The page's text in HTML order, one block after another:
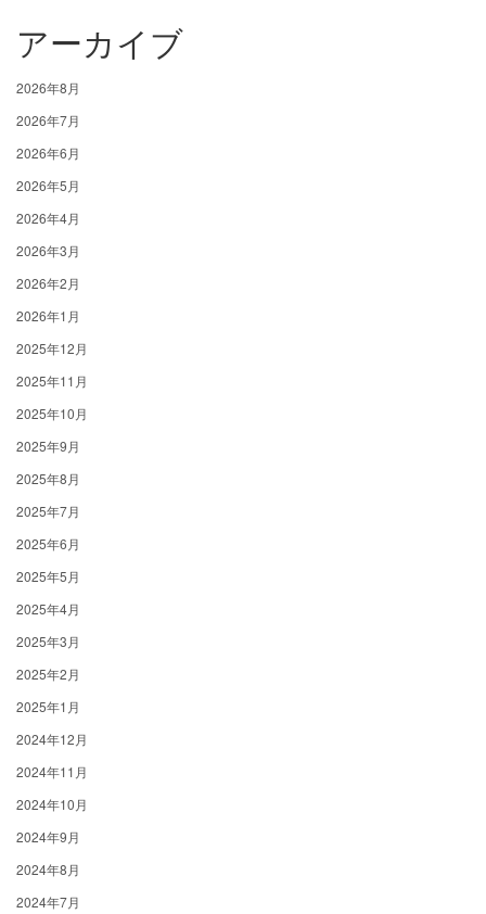
アーカイブ
2026年8月
2026年7月
2026年6月
2026年5月
2026年4月
2026年3月
2026年2月
2026年1月
2025年12月
2025年11月
2025年10月
2025年9月
2025年8月
2025年7月
2025年6月
2025年5月
2025年4月
2025年3月
2025年2月
2025年1月
2024年12月
2024年11月
2024年10月
2024年9月
2024年8月
2024年7月